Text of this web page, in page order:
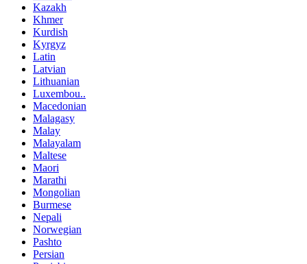
Kazakh
Khmer
Kurdish
Kyrgyz
Latin
Latvian
Lithuanian
Luxembou..
Macedonian
Malagasy
Malay
Malayalam
Maltese
Maori
Marathi
Mongolian
Burmese
Nepali
Norwegian
Pashto
Persian